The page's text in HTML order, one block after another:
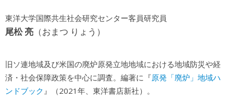
東洋大学国際共生社会研究センター客員研究員
尾松 亮（おまつ りょう）
旧ソ連地域及び米国の廃炉原発立地地域における地域防災や経
済・社会保障政策を中心に調査。編著に『原発「廃炉」地域ハ
ンドブック 』（2021年、東洋書店新社）。